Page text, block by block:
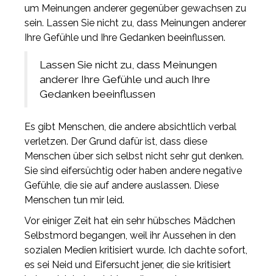
um Meinungen anderer gegenüber gewachsen zu
sein. Lassen Sie nicht zu, dass Meinungen anderer
Ihre Gefühle und Ihre Gedanken beeinflussen.
Lassen Sie nicht zu, dass Meinungen
anderer Ihre Gefühle und auch Ihre
Gedanken beeinflussen
Es gibt Menschen, die andere absichtlich verbal
verletzen. Der Grund dafür ist, dass diese
Menschen über sich selbst nicht sehr gut denken.
Sie sind eifersüchtig oder haben andere negative
Gefühle, die sie auf andere auslassen. Diese
Menschen tun mir leid.
Vor einiger Zeit hat ein sehr hübsches Mädchen
Selbstmord begangen, weil ihr Aussehen in den
sozialen Medien kritisiert wurde. Ich dachte sofort,
es sei Neid und Eifersucht jener, die sie kritisiert